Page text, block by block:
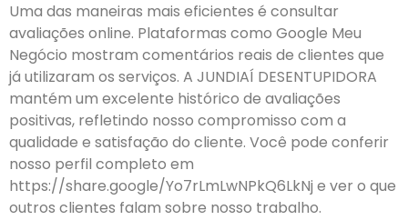
Uma das maneiras mais eficientes é consultar
avaliações online. Plataformas como Google Meu
Negócio mostram comentários reais de clientes que
já utilizaram os serviços. A JUNDIAÍ DESENTUPIDORA
mantém um excelente histórico de avaliações
positivas, refletindo nosso compromisso com a
qualidade e satisfação do cliente. Você pode conferir
nosso perfil completo em
https://share.google/Yo7rLmLwNPkQ6LkNj e ver o que
outros clientes falam sobre nosso trabalho.